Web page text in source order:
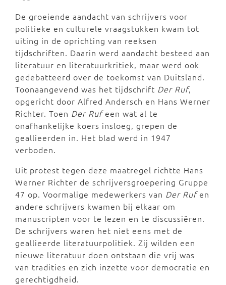
De groeiende aandacht van schrijvers voor
politieke en culturele vraagstukken kwam tot
uiting in de oprichting van reeksen
tijdschriften. Daarin werd aandacht besteed aan
literatuur en literatuurkritiek, maar werd ook
gedebatteerd over de toekomst van Duitsland.
Toonaangevend was het tijdschrift Der Ruf,
opgericht door Alfred Andersch en Hans Werner
Richter. Toen Der Rufeen wat al te
onafhankelijke koers insloeg, grepen de
geallieerden in. Het blad werd in 1947
verboden.
Uit protest tegen deze maatregel richtte Hans
Werner Richter de schrijversgroepering Gruppe
47 op. Voormalige medewerkers van Der Rufen
andere schrijvers kwamen bij elkaar om
manuscripten voor te lezen en te discussiëren.
De schrijvers waren het niet eens met de
geallieerde literatuurpolitiek. Zij wilden een
nieuwe literatuur doen ontstaan die vrij was
van tradities en zich inzette voor democratie en
gerechtigdheid.